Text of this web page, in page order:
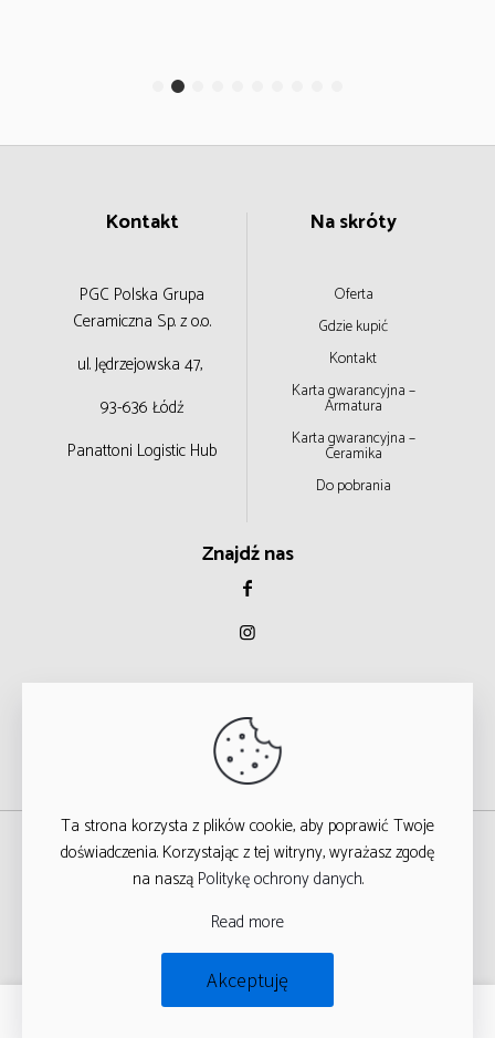
Kontakt
PGC Polska Grupa
Ceramiczna Sp. z o.o.
ul. Jędrzejowska 47,
93-636 Łódź
Panattoni Logistic Hub
Na skróty
Oferta
Gdzie kupić
Kontakt
Karta gwarancyjna –
Armatura
Karta gwarancyjna –
Ceramika
Do pobrania
Znajdź nas
© 2023
WSZYSTKIE PRAWA ZASTRZEŻONE
ARGA STUDIO
Ta strona korzysta z plików cookie, aby poprawić Twoje
doświadczenia. Korzystając z tej witryny, wyrażasz zgodę
na nasząPolitykę ochrony danych.
Read more
Akceptuję